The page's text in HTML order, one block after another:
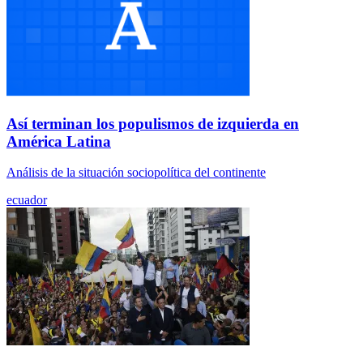
Así terminan los populismos de izquierda en
América Latina
Análisis de la situación sociopolítica del continente
ecuador